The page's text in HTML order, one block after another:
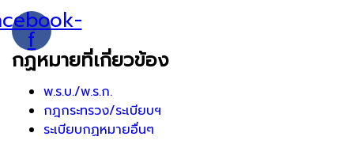
f
กฏหมายที่เกี่ยวข้อง
พ.ร.บ./พ.ร.ก.
กฎกระทรวง/ระเบียบฯ
ระเบียบกฏหมายอื่นๆ